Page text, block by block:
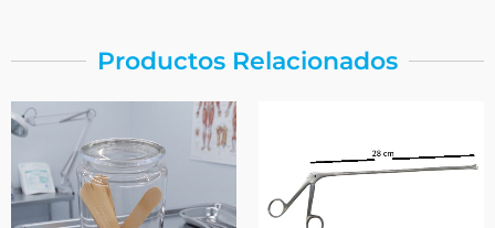
Productos Relacionados